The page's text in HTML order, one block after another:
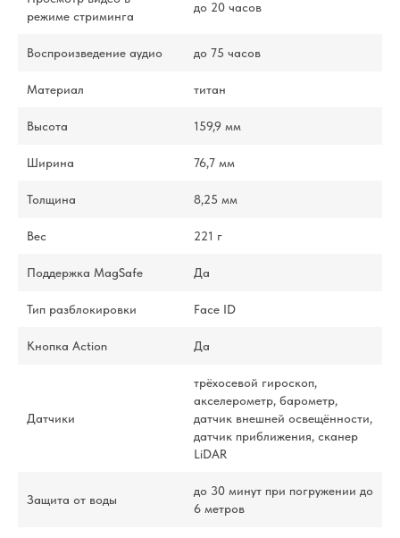
режиме стриминга
до 20 часов
Воспроизведение аудио до 75 часов
Материал титан
Высота 159,9 мм
Ширина 76,7 мм
Толщина 8,25 мм
Вес 221 г
Поддержка MagSafe Да
Тип разблокировки Face ID
Кнопка Action Да
Датчики
трёхосевой гироскоп,
акселерометр, барометр,
датчик внешней освещённости,
датчик приближения, сканер
LiDAR
Защита от воды
до 30 минут при погружении до
6 метров